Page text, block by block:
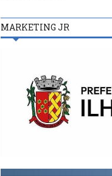
MARKETING JR